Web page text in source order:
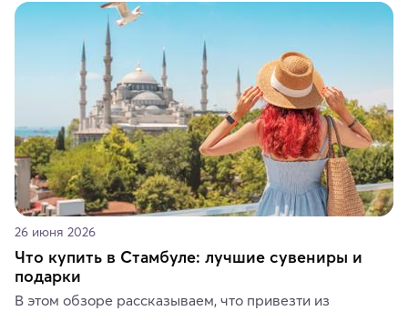
животные и маршруты, которые дарят одни из самых
ярких впечатлений от путешествий.
26 июня 2026
Что купить в Стамбуле: лучшие сувениры и
подарки
В этом обзоре рассказываем, что привезти из